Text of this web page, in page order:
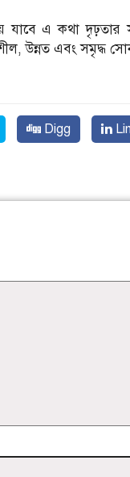
যাবে এ কথা দৃঢ়তার
উন্নত এবং সমৃদ্ধ
Digg